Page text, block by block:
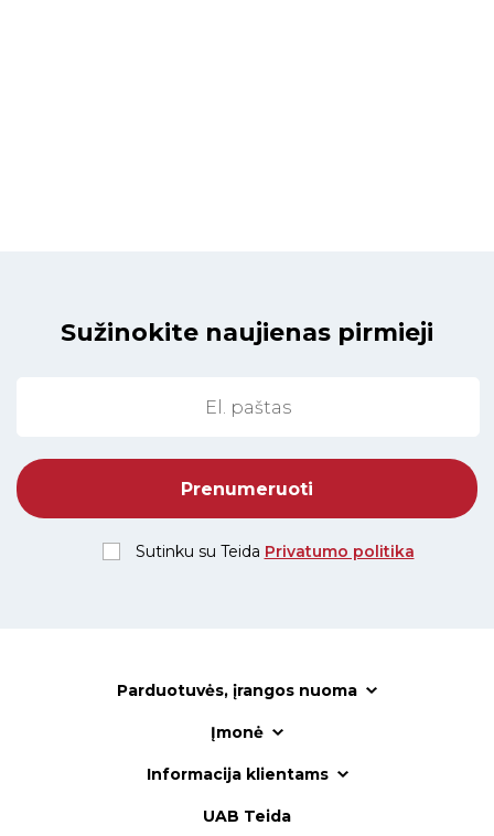
Sužinokite naujienas pirmieji
Sutinku su Teida Privatumo politika
Parduotuvės, įrangos nuoma
Įmonė
Informacija klientams
UAB Teida